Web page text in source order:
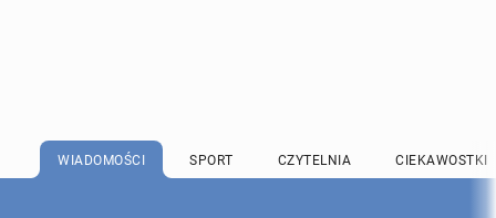
WIADOMOŚCI SPORT CZYTELNIA CIEKAWOSTKI